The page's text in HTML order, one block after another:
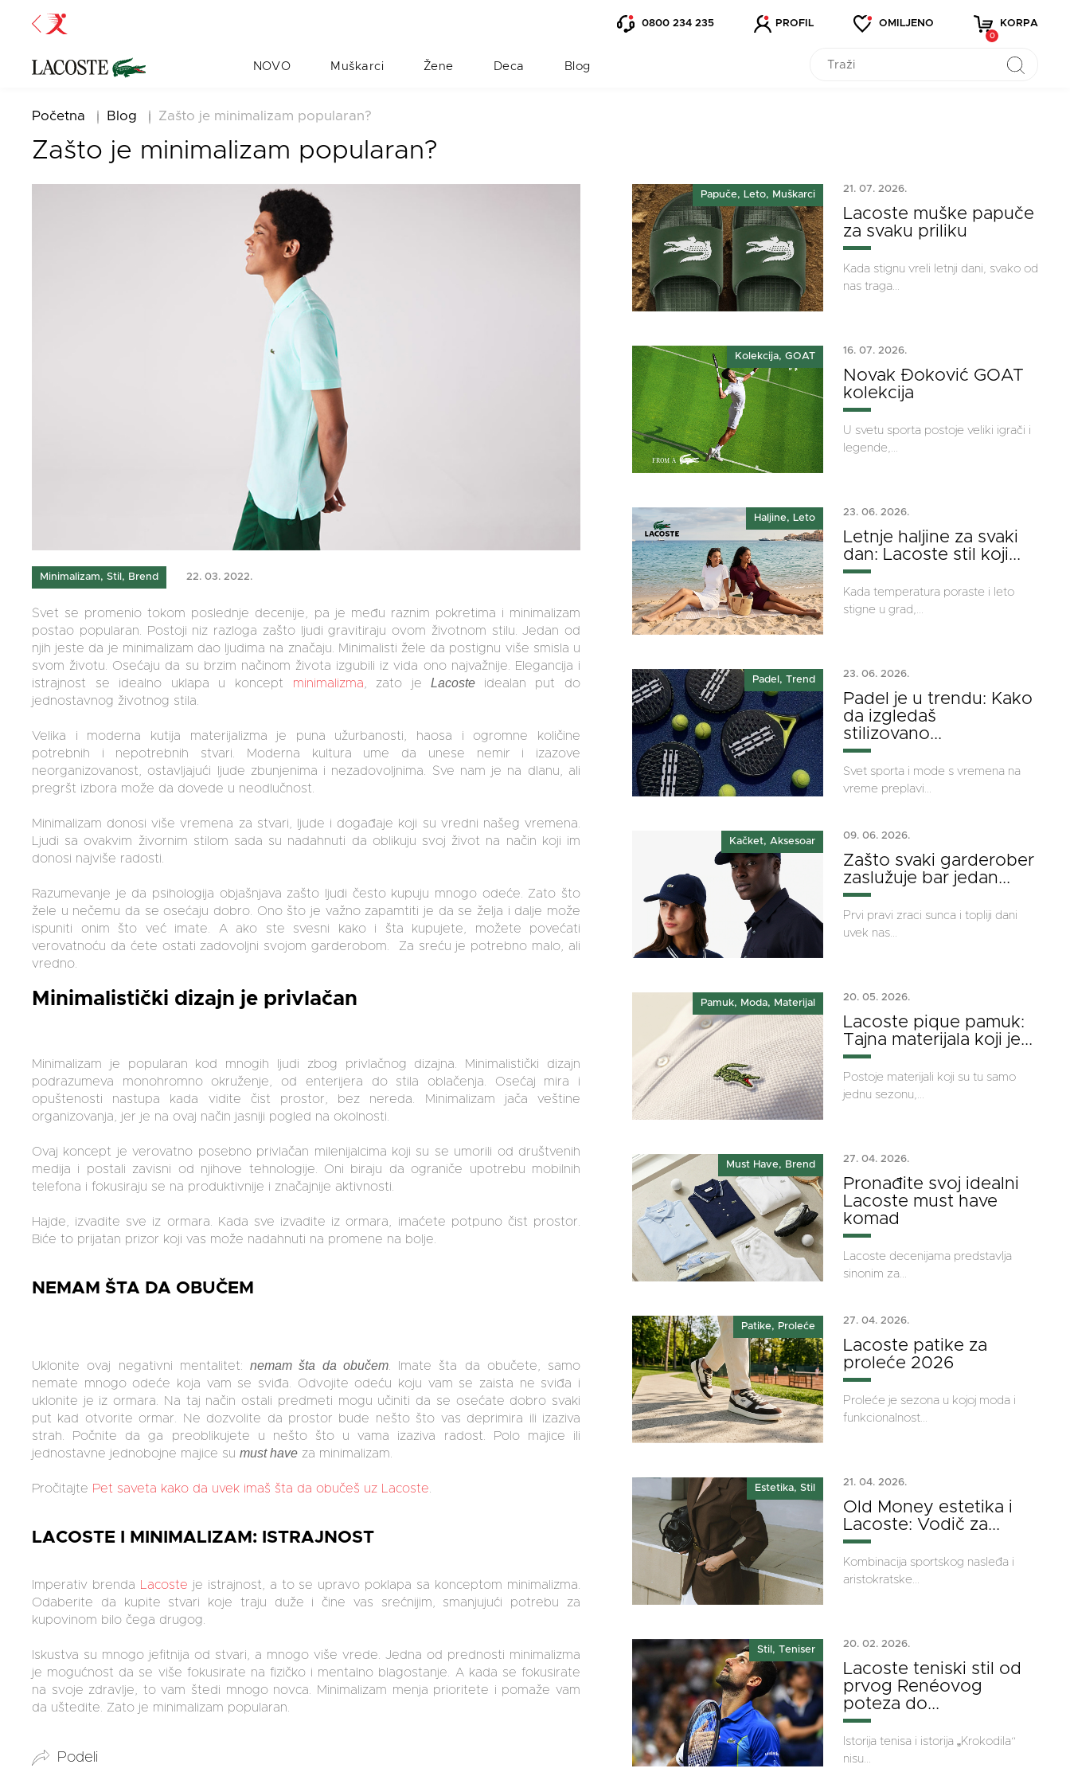
0800 234 235 PROFIL OMILJENO KORPA
0
NOVO Muškarci Žene Deca Blog
Početna Blog Zašto je minimalizam popularan?
Zašto je minimalizam popularan?
Minimalizam, Stil, Brend 22. 03. 2022.
Svet se promenio tokom poslednje decenije, pa je među raznim pokretima i minimalizam
postao popularan. Postoji niz razloga zašto ljudi gravitiraju ovom životnom stilu. Jedan od
njih jeste da je minimalizam dao ljudima na značaju. Minimalisti žele da postignu više smisla u
svom životu. Osećaju da su brzim načinom života izgubili iz vida ono najvažnije. Elegancija i
istrajnost se idealno uklapa u koncept minimalizma , zato jeLacoste
idealan put do
jednostavnog životnog stila.
Velika i moderna kutija materijalizma je puna užurbanosti, haosa i ogromne količine
potrebnih i nepotrebnih stvari. Moderna kultura ume da unese nemir i izazove
neorganizovanost, ostavljajući ljude zbunjenima i nezadovoljnima. Sve nam je na dlanu, ali
pregršt izbora može da dovede u neodlučnost.
Minimalizam donosi više vremena za stvari, ljude i događaje koji su vredni našeg vremena.
Ljudi sa ovakvim živornim stilom sada su nadahnuti da oblikuju svoj život na način koji im
donosi najviše radosti.
Razumevanje je da psihologija objašnjava zašto ljudi često kupuju mnogo odeće. Zato što
žele u nečemu da se osećaju dobro. Ono što je važno zapamtiti je da se želja i dalje može
ispuniti onim što već imate. A ako ste svesni kako i šta kupujete, možete povećati
verovatnoću da ćete ostati zadovoljni svojom garderobom. Za sreću je potrebno malo, ali
vredno.
Minimalistički dizajn je privlačan
Minimalizam je popularan kod mnogih ljudi zbog privlačnog dizajna. Minimalistički dizajn
podrazumeva monohromno okruženje, od enterijera do stila oblačenja. Osećaj mira i
opuštenosti nastupa kada vidite čist prostor, bez nereda. Minimalizam jača veštine
organizovanja, jer je na ovaj način jasniji pogled na okolnosti.
Ovaj koncept je verovatno posebno privlačan milenijalcima koji su se umorili od društvenih
medija i postali zavisni od njihove tehnologije. Oni biraju da ograniče upotrebu mobilnih
telefona i fokusiraju se na produktivnije i značajnije aktivnosti.
Hajde, izvadite sve iz ormara. Kada sve izvadite iz ormara, imaćete potpuno čist prostor.
Biće to prijatan prizor koji vas može nadahnuti na promene na bolje.
NEMAM ŠTA DA OBUČEM
Uklonite ovaj negativni mentalitet: nemam šta da obučem. Imate šta da obučete, samo
nemate mnogo odeće koja vam se sviđa. Odvojite odeću koju vam se zaista ne sviđa i
uklonite je iz ormara. Na taj način ostali predmeti mogu učiniti da se osećate dobro svaki
put kad otvorite ormar. Ne dozvolite da prostor bude nešto što vas deprimira ili izaziva
strah. Počnite da ga preoblikujete u nešto što u vama izaziva radost. Polo majice ili
jednostavne jednobojne majice su must have za minimalizam.
Pročitajte Pet saveta kako da uvek imaš šta da obučeš uz Lacoste
LACOSTE I MINIMALIZAM: ISTRAJNOST
Imperativ brenda Lacoste je istrajnost, a to se upravo poklapa sa konceptom minimalizma.
Odaberite da kupite stvari koje traju duže i čine vas srećnijim, smanjujući potrebu za
kupovinom bilo čega drugog.
Iskustva su mnogo jefitnija od stvari, a mnogo više vrede. Jedna od prednosti minimalizma
je mogućnost da se više fokusirate na fizičko i mentalno blagostanje. A kada se fokusirate
na svoje zdravlje, to vam štedi mnogo novca. Minimalizam menja prioritete i pomaže vam
da uštedite. Zato je minimalizam popularan.
Podeli
Papuče, Leto, Muškarci
21. 07. 2026.
Lacoste muške papuče
za svaku priliku
Kada stignu vreli letnji dani, svako od
nas traga...
Kolekcija, GOAT
16. 07. 2026.
Novak Đoković GOAT
kolekcija
U svetu sporta postoje veliki igrači i
legende,...
Haljine, Leto
23. 06. 2026.
Letnje haljine za svaki
dan: Lacoste stil koji...
Kada temperatura poraste i leto
stigne u grad,...
Padel, Trend
23. 06. 2026.
Padel je u trendu: Kako
da izgledaš
stilizovano...
Svet sporta i mode s vremena na
vreme preplavi...
Kačket, Aksesoar
09. 06. 2026.
Zašto svaki garderober
zaslužuje bar jedan...
Prvi pravi zraci sunca i topliji dani
uvek nas...
Pamuk, Moda, Materijal
20. 05. 2026.
Lacoste pique pamuk:
Tajna materijala koji je...
Postoje materijali koji su tu samo
jednu sezonu,...
Must Have, Brend
27. 04. 2026.
Pronađite svoj idealni
Lacoste must have
komad
Lacoste decenijama predstavlja
sinonim za...
Patike, Proleće
27. 04. 2026.
Lacoste patike za
proleće 2026
Proleće je sezona u kojoj moda i
funkcionalnost...
Estetika, Stil
21. 04. 2026.
Old Money estetika i
Lacoste: Vodič za...
Kombinacija sportskog nasleđa i
aristokratske...
Stil, Teniser
20. 02. 2026.
Lacoste teniski stil od
prvog Renéovog
poteza do...
Istorija tenisa i istorija „Krokodila“
nisu...